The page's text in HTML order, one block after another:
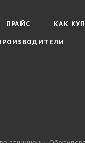
ПРАЙС КАК